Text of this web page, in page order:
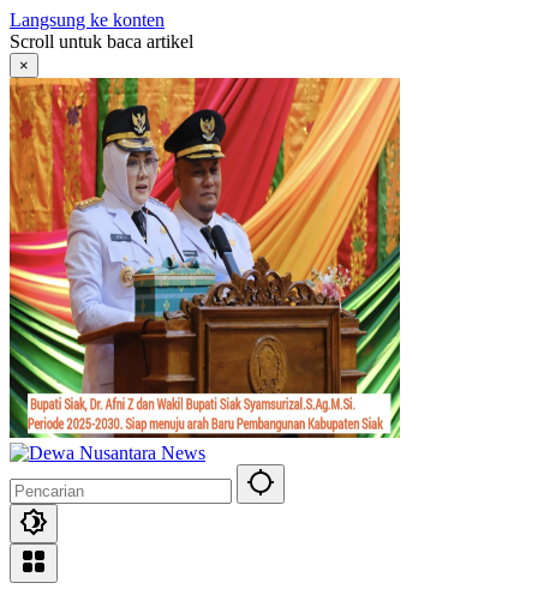
Langsung ke konten
Scroll untuk baca artikel
×